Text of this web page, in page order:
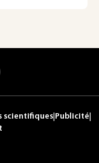
scientifiques Publicité